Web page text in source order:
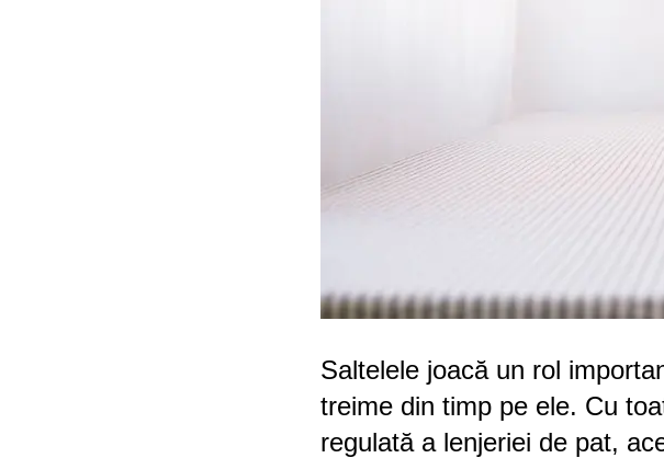
Saltelele joacă un rol
treime din timp pe ele. Cu
regulată a lenjeriei de pat,